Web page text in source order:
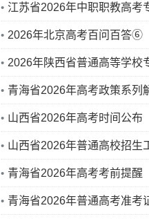
本招生录取工作结束
江苏省2026年中职职教高考
次填报征求平行志愿通告
2026年北京高考百问百答⑥
2026年陕西省普通高等学校
录取普通本科及职教本科征集
青海省2026年高考政策系列
成绩构成
山西省2026年高考时间公布
山西省2026年普通高校招生
青海省2026年高考考前提
理性辨信息，平安迎高考
青海省2026年普通高考准考